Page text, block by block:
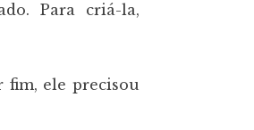
Para criá-la,
fim, ele precisou